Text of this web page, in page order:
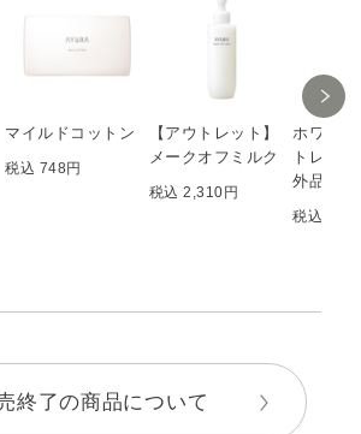
マイルドコットン
税込 748円
【アウトレット】
メークオフミルク
税込 2,310円
ホワイ
トレー
外品）
税込
終了の商品について